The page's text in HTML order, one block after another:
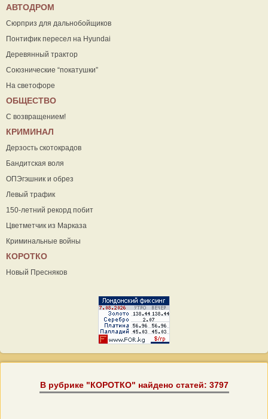
АВТОДРОМ
Сюрприз для дальнобойщиков
Понтифик пересел на Hyundai
Деревянный трактор
Союзнические “покатушки”
На светофоре
ОБЩЕСТВО
С возвращением!
КРИМИНАЛ
Дерзость скотокрадов
Бандитская воля
ОПЭгэшник и обрез
Левый трафик
150-летний рекорд побит
Цветметчик из Марказа
Криминальные войны
КОРОТКО
Новый Пресняков
В рубрике "КОРОТКО" найдено статей: 3797